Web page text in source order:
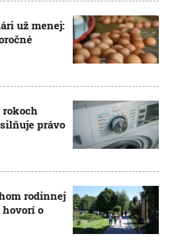
už menej:
rokoch
právo
rodinnej
o